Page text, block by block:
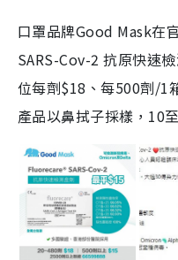
口罩品牌Good Mask在
SARS-Cov-2 抗原快速
位每劑$18、每500劑/1
產品以鼻拭子採樣，10